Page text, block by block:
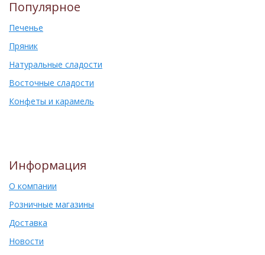
Популярное
Печенье
Пряник
Натуральные сладости
Восточные сладости
Конфеты и карамель
Информация
О компании
Розничные магазины
Доставка
Новости